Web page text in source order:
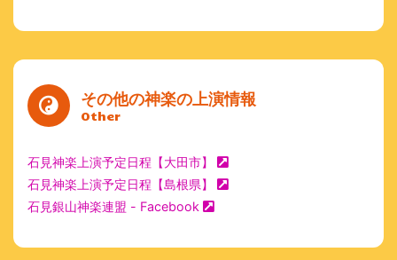
その他の神楽の上演情報
Other
石見神楽上演予定日程【大田市】
石見神楽上演予定日程【島根県】
石見銀山神楽連盟 - Facebook